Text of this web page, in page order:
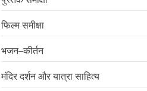
फिल्म समीक्षा
भजन–कीर्तन
मंदिर दर्शन और यात्रा साहित्य